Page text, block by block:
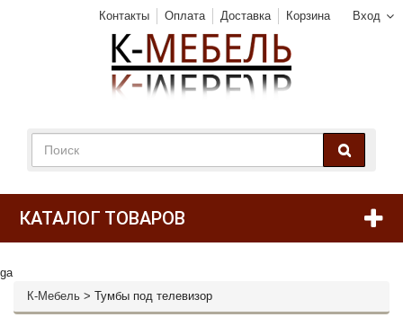
Вход
Контакты Оплата Доставка Корзина
КАТАЛОГ ТОВАРОВ
ga
К-Мебель > Тумбы под телевизор